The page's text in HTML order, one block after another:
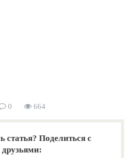
0 664
статья? Поделиться с
друзьями: